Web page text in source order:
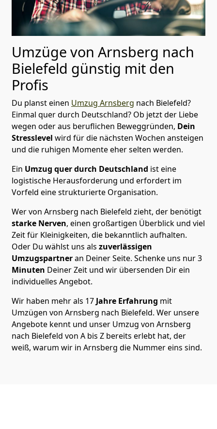
Umzüge von Arnsberg nach
Bielefeld günstig mit den
Profis
Du planst einen Umzug Arnsberg nach Bielefeld?
Einmal quer durch Deutschland? Ob jetzt der Liebe
wegen oder aus beruflichen Beweggründen, Dein
Stresslevel wird für die nächsten Wochen ansteigen
und die ruhigen Momente eher selten werden.
Ein Umzug quer durch Deutschland ist eine
logistische Herausforderung und erfordert im
Vorfeld eine strukturierte Organisation.
Wer von Arnsberg nach Bielefeld zieht, der benötigt
starke Nerven, einen großartigen Überblick und viel
Zeit für Kleinigkeiten, die bekanntlich aufhalten.
Oder Du wählst uns als zuverlässigen
Umzugspartneran Deiner Seite. Schenke uns nur3
Minuten Deiner Zeit und wir übersenden Dir ein
individuelles Angebot.
Wir haben mehr als 17 Jahre Erfahrung mit
Umzügen von Arnsberg nach Bielefeld. Wer unsere
Angebote kennt und unser Umzug von Arnsberg
nach Bielefeld von A bis Z bereits erlebt hat, der
weiß, warum wir in Arnsberg die Nummer eins sind.